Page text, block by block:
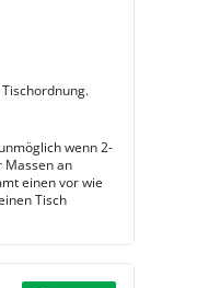
wenn 2-
Massen an
einen vor wie
Tisch